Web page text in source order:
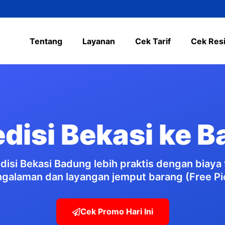
Tentang Layanan Cek Tarif Cek Resi
Bekasi ke
Bekasi Badung lebih praktis dengan
dan layangan jemput barang (Free
Cek Promo Hari Ini